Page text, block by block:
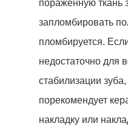
пораженную ткань
запломбировать
пломбируется.
недостаточно для
стабилизации
порекомендует
накладку или